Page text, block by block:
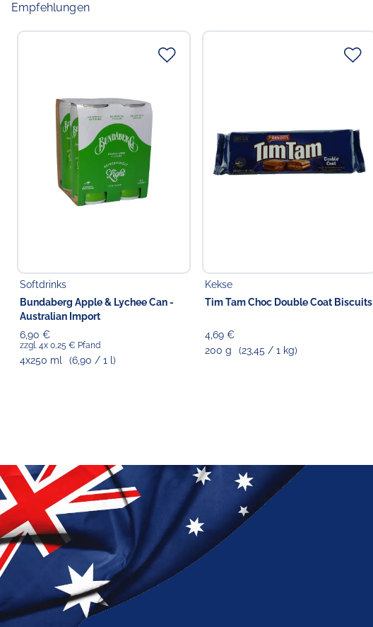
Empfehlungen
Softdrinks
Bundaberg Apple & Lychee Can -
Australian Import
6,90 €
zzgl. 4x 0,25 € Pfand
4x250 ml (6,90 / 1 l)
Kekse
Tim Tam Choc Double Coat Biscuits
4,69 €
200 g
(23,45 / 1 kg)